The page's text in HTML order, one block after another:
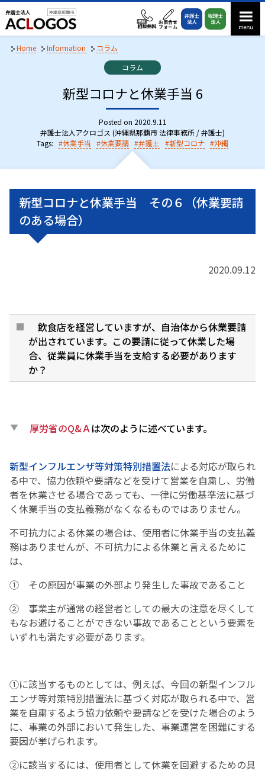
i
Home Information
コラム
C
a
e
g
o
r
i
e
:
コラム
新型コロナと休業手当 6
Posted on 2020.9.11
弁護士法人アクロゴス (沖縄県那覇市 法律事務所 / 弁護士)
Tags:
休業手当 休業要請 弁護士 新型コロナ 沖縄
新型コロナと休業手当 その６（休業要請
のある場合）
2020.09.12
飲食店を経営していますが、自治体から休業要請
が出されています。この要請に従って休業した場
合、従業員に休業手当を支給する必要があります
か？
厚労省のQ&Ａは次のように述べています。
新型インフルエンザ等対策特別措置法による対応が取られ
る中で、協力依頼や要請などを受けて営業を自粛し、労働
者を休業させる場合であっても、一律に労働基準法に基づ
く休業手当の支払義務がなくなるものではありません。
不可抗力による休業の場合は、使用者に休業手当の支払義
務はありませんが、不可抗力による休業と言えるために
は、
① その原因が事業の外部より発生した事故であること
② 事業主が通常の経営者としての最大の注意を尽くして
もなお避けることができない事故であることという要素を
いずれも満たす必要があります。
①に該当するものとしては、例えば、今回の新型インフル
エンザ等対策特別措置法に基づく対応が取られる中で、営
業を自粛するよう協力依頼や要請などを受けた場合のよう
に、事業の外部において発生した、事業運営を困難にする
要因が挙げられます。
②に該当するには、使用者として休業を回避するための具